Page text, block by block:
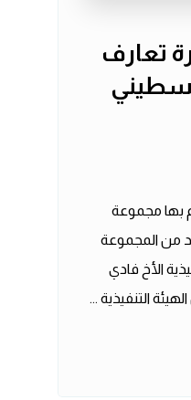
تعارف
بها مجموعة
من المجموعة
الأخ فادي
التنفيذية ...